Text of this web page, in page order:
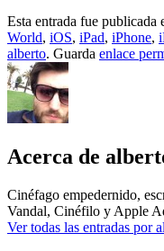
Esta entrada fue publicada
World, iOS, iPad, iPhone,
alberto. Guarda enlace
Acerca de
Cinéfago empedernido,
Vandal, Cinéfilo y Apple
Ver todas las entradas por